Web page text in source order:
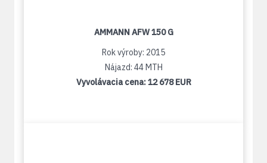
AMMANN AFW 150 G
Rok výroby: 2015
Nájazd: 44 MTH
Vyvolávacia cena:12 678 EUR